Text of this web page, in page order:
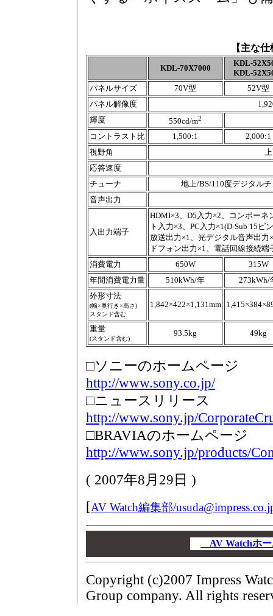
【主な
KDL-70X7000
KDL-
KDL-
パネルサイズ
70V型
52V型
パネル解像度
輝度
550cd/m2
コントラスト比 1,500:1
2,000:1
視野角
応答速度
チューナ
地上/BS/110度デジタル
音声出力
入出力端子
HDMI×3、D5入力×2、コンポーネ
ト入力×3、PC入力×1(D-Sub 15ピ
放送出力×1、光デジタル音声出力
ドフォン出力×1、電話回線接続端
消費電力
650W
315W
年間消費電力量
510kWh/年
273kWh/
外形寸法
(幅×奥行き×高さ)
スタンド含む
1,842×422×1,131mm
重量
(スタンド含む)
93.5kg 49kg
□ソニーのホームページ
http://www.sony.co.jp/
□ニュースリリース
http://www.sony.jp/
□BRAVIAのホームページ
http://www.sony.jp/products/
( 2007年8月29日 )
[AV Watch編集部/
AV Watchホ
Copyright (c)2007 Impress
Group company. All rights